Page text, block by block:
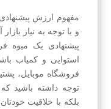
مفهوم ارزش
و با توجه به نیاز
پیشنهادی یک میوه
استوایی و کمیاب
فروشگاه موبایل،
توجه داشته باشید که
بلکه با خلاقیت